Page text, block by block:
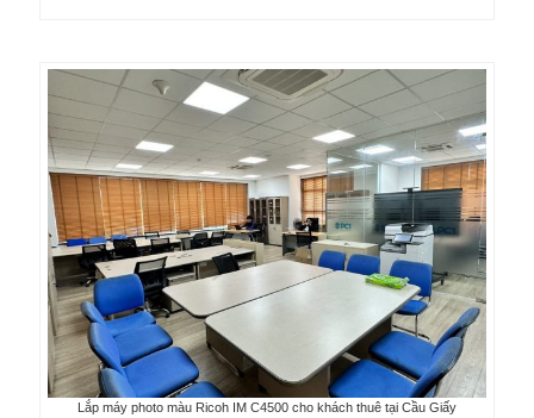
Lắp máy photo màu Ricoh IM C4500 cho khách thuê tại Cầu Giấy